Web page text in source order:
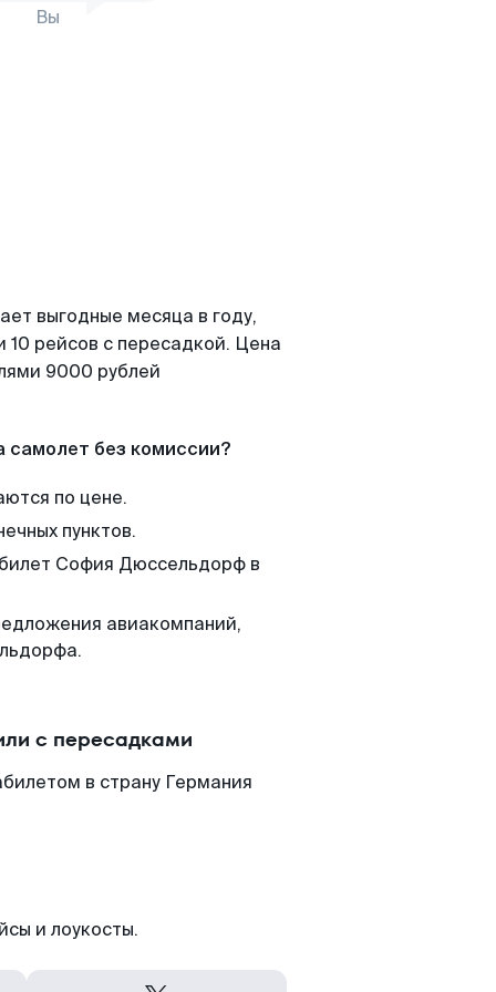
Вы
выгодные месяца в году,
рейсов с пересадкой. Цена
9000 рублей
самолет без комиссии?
по цене.
пунктов.
София Дюссельдорф в
авиакомпаний,
с пересадками
в страну Германия
и лоукосты.